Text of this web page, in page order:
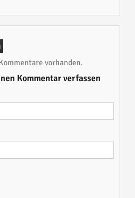
vorhanden.
Kommentar verfassen